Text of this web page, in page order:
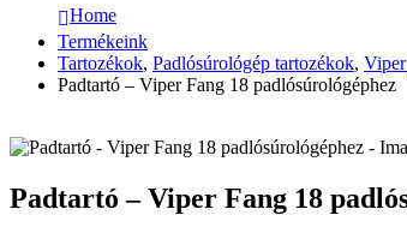
Home
Termékeink
Tartozékok, Padlósúrológép tartozékok,
Padtartó – Viper Fang 18 padlósúrológéphez
Padtartó – Viper Fang 18